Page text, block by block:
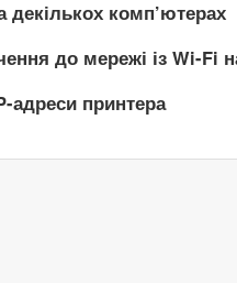
комп’ютерах
до мережі із Wi-Fi
адреси принтера